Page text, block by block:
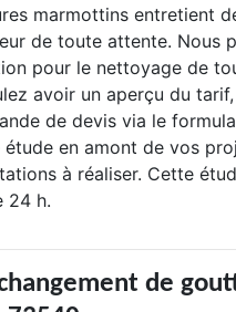
marmottins entretient
de toute attente. Nous
pour le nettoyage de
avoir un aperçu du
de devis via le
étude en amont de vos
à réaliser. Cette
24 h.
de